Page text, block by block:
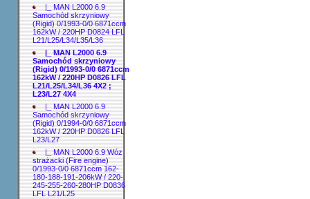
|_ MAN L2000 6.9
Samochód skrzyniowy
(Rigid) 0/1993-0/0 6871ccm
162kW / 220HP D0824 LFL
L21/L25/L34/L35/L36
|_ MAN L2000 6.9
Samochód skrzyniowy
(Rigid) 0/1993-0/0 6871ccm
162kW / 220HP D0826 LFL
L21/L25/L34/L36 4X2 ;
L23/L27 4X4
|_ MAN L2000 6.9
Samochód skrzyniowy
(Rigid) 0/1994-0/0 6871ccm
162kW / 220HP D0826 LFL
L23/L27
|_ MAN L2000 6.9 Wóz
strażacki (Fire engine)
0/1993-0/0 6871ccm 162-
180-188-191-206kW / 220-
245-255-260-280HP D0836
LFL L21/L25